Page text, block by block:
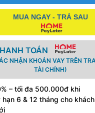
MUA NGAY - TRẢ SAU
TOÁN
NHẬN KHOẢN VAY TRÊN
TÀI CHÍNH)
– tối đa 500.000đ khi
hạn 6 & 12 tháng cho khách